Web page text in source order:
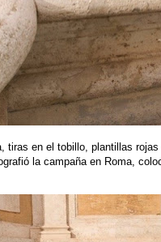
tiras en el tobillo, plantillas
la campaña en Roma,